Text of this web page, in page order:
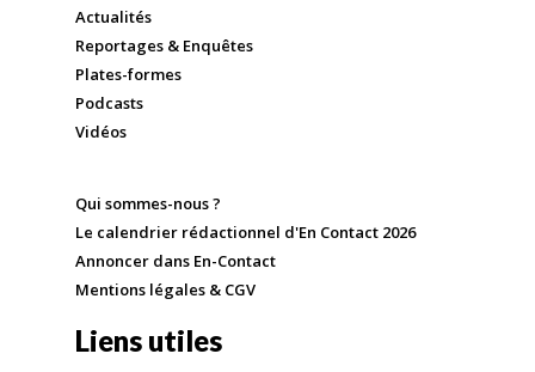
Actualités
Reportages & Enquêtes
Plates-formes
Podcasts
Vidéos
Qui sommes-nous ?
Le calendrier rédactionnel d'En Contact 2026
Annoncer dans En-Contact
Mentions légales & CGV
Liens utiles